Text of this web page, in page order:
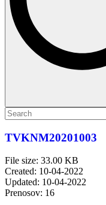
TVKNM20201003
File size: 33.00 KB
Created: 10-04-2022
Updated: 10-04-2022
Prenosov: 16